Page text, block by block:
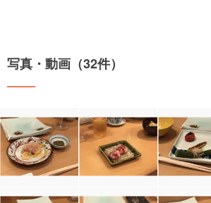
写真・動画（32件）